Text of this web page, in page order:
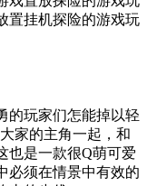
置挂机探险的游戏玩
的玩家们怎能掉以轻
家的主角一起，和
也是一款很Q萌可爱
必须在情景中有效的